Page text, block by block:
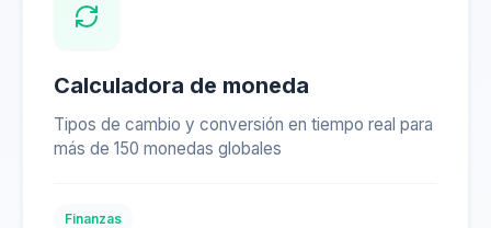
Calculadora de moneda
Tipos de cambio y conversión en tiempo real para
más de 150 monedas globales
Finanzas